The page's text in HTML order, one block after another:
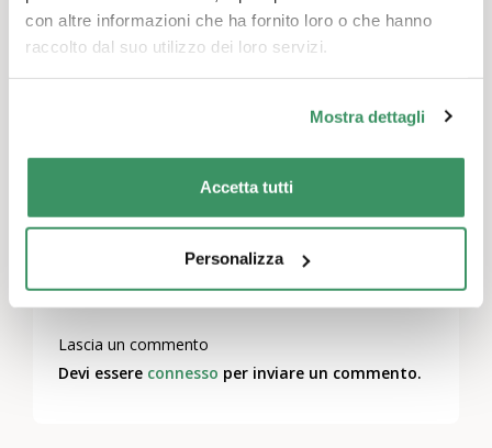
con altre informazioni che ha fornito loro o che hanno
raccolto dal suo utilizzo dei loro servizi.
Mostra dettagli
Accetta tutti
Personalizza
Kontakte und den sozialen Zusammenhalt mit
Phantasie und Innovationslust zu
bereichern. «Soziale Nähe» in Zeiten der
phyisischen Distanz durch die Corona-
uns und machen Sie mit. Weitere
Informationen finden Siehier.
Lascia un commento
Devi essere connesso per inviare un commento.